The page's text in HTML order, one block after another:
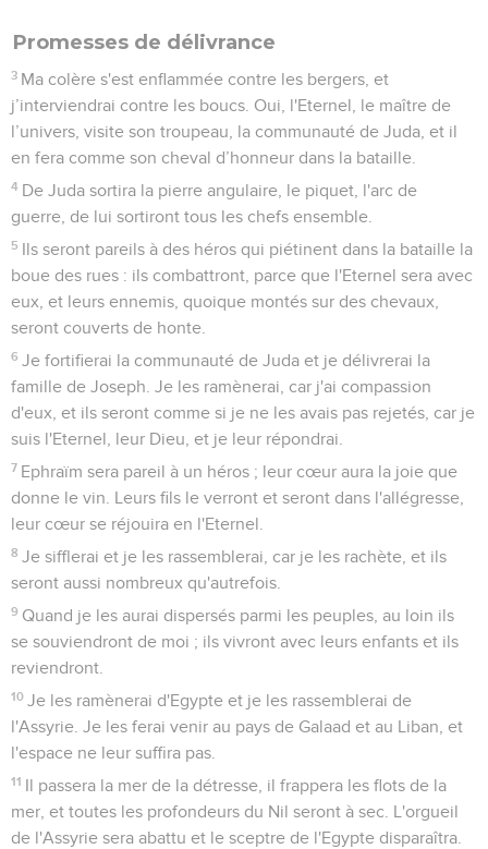
Promesses de délivrance
3 Ma colère s'est enflammée contre les bergers, et
j’interviendrai contre les boucs. Oui, l'Eternel, le maître de
l’univers, visite son troupeau, la communauté de Juda, et il
en fera comme son cheval d’honneur dans la bataille.
4 De Juda sortira la pierre angulaire, le piquet, l'arc de
guerre, de lui sortiront tous les chefs ensemble.
5 Ils seront pareils à des héros qui piétinent dans la bataille la
boue des rues : ils combattront, parce que l'Eternel sera avec
eux, et leurs ennemis, quoique montés sur des chevaux,
seront couverts de honte.
6 Je fortifierai la communauté de Juda et je délivrerai la
famille de Joseph. Je les ramènerai, car j'ai compassion
d'eux, et ils seront comme si je ne les avais pas rejetés, car je
suis l'Eternel, leur Dieu, et je leur répondrai.
7 Ephraïm sera pareil à un héros ; leur cœur aura la joie que
donne le vin. Leurs fils le verront et seront dans l'allégresse,
leur cœur se réjouira en l'Eternel.
8 Je sifflerai et je les rassemblerai, car je les rachète, et ils
seront aussi nombreux qu'autrefois.
9 Quand je les aurai dispersés parmi les peuples, au loin ils
se souviendront de moi ; ils vivront avec leurs enfants et ils
reviendront.
10 Je les ramènerai d'Egypte et je les rassemblerai de
l'Assyrie. Je les ferai venir au pays de Galaad et au Liban, et
l'espace ne leur suffira pas.
11 Il passera la mer de la détresse, il frappera les flots de la
mer, et toutes les profondeurs du Nil seront à sec. L'orgueil
de l'Assyrie sera abattu et le sceptre de l'Egypte disparaîtra.